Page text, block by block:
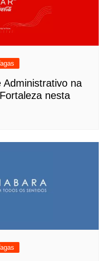
Administrativo na
nesta